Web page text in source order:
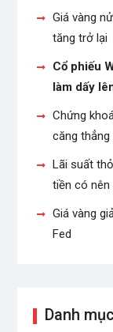
Giá vàng
tăng trở lại
Cổ phiếu
làm dấy
Chứng
căng
Lãi suất
tiền có nên
Giá vàng
Fed
Danh mục